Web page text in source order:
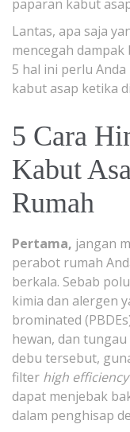
paparan kabut
Lantas, apa saja
mencegah
5 hal ini perlu
kabut asap ketika
5 Cara
Kabut
Rumah
Pertama, jangan
perabot rumah
berkala. Sebab
kimia dan alergen
brominated
hewan, dan
debu tersebut,
filter high
dapat menjebak
dalam penghisap